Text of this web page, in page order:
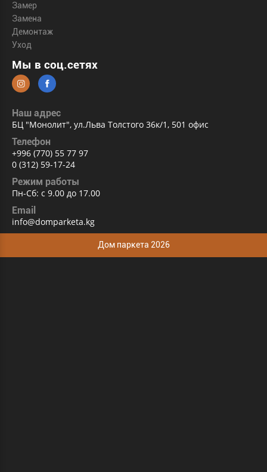
Замер
Замена
Демонтаж
Уход
Мы в соц.сетях
Наш адрес
БЦ "Монолит", ул.Льва Толстого 36к/1, 501 офис
Телефон
+996 (770) 55 77 97
0 (312) 59-17-24
Режим работы
Пн-Сб: с 9.00 до 17.00
Email
info@domparketa.kg
Дом паркета 2026